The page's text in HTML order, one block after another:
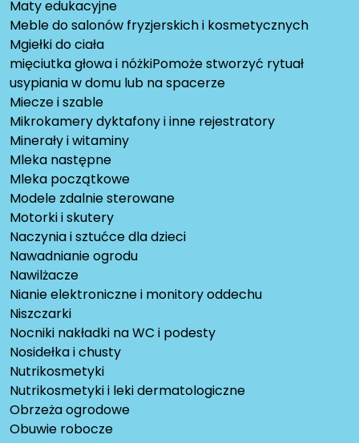
Maty edukacyjne
Meble do salonów fryzjerskich i kosmetycznych
Mgiełki do ciała
mięciutka głowa i nóżkiPomoże stworzyć rytuał
usypiania w domu lub na spacerze
Miecze i szable
Mikrokamery dyktafony i inne rejestratory
Minerały i witaminy
Mleka następne
Mleka początkowe
Modele zdalnie sterowane
Motorki i skutery
Naczynia i sztućce dla dzieci
Nawadnianie ogrodu
Nawilżacze
Nianie elektroniczne i monitory oddechu
Niszczarki
Nocniki nakładki na WC i podesty
Nosidełka i chusty
Nutrikosmetyki
Nutrikosmetyki i leki dermatologiczne
Obrzeża ogrodowe
Obuwie robocze